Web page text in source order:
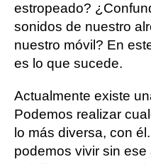
estropeado?
sonidos de nuestro
nuestro móvil? En
es lo que sucede.
Actualmente existe
Podemos realizar
lo más diversa, con
podemos vivir sin